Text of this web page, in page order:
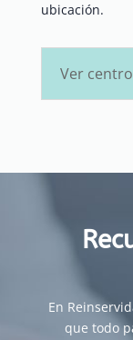
ubicación.
Ver
En
que todo